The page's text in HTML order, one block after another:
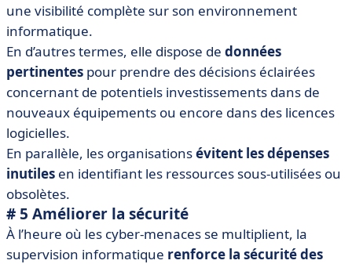
une visibilité complète sur son environnement
informatique.
En d’autres termes, elle dispose de données
pertinentes pour prendre des décisions éclairées
concernant de potentiels investissements dans de
nouveaux équipements ou encore dans des licences
logicielles.
En parallèle, les organisationsévitent les dépenses
inutiles en identifiant les ressources sous-utilisées ou
obsolètes.
# 5 Améliorer la sécurité
À l’heure où les cyber-menaces se multiplient, la
supervision informatique renforce la sécurité des